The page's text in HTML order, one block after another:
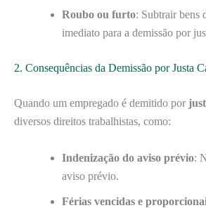
Roubo ou furto: Subtrair bens
imediato para a demissão por
2. Consequências da Demissão por Justa
Quando um empregado é demitido por
diversos direitos trabalhistas, como:
Indenização do aviso prévio:
aviso prévio.
Férias vencidas e